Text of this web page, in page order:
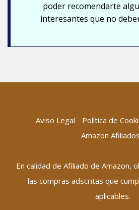
poder recomendarte
interesantes que no
Aviso Legal Política de
Amazon Afiliados
En calidad de Afiliado de Amazon,
las compras adscritas que
aplicables.